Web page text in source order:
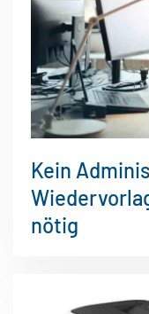
Kein
nötig